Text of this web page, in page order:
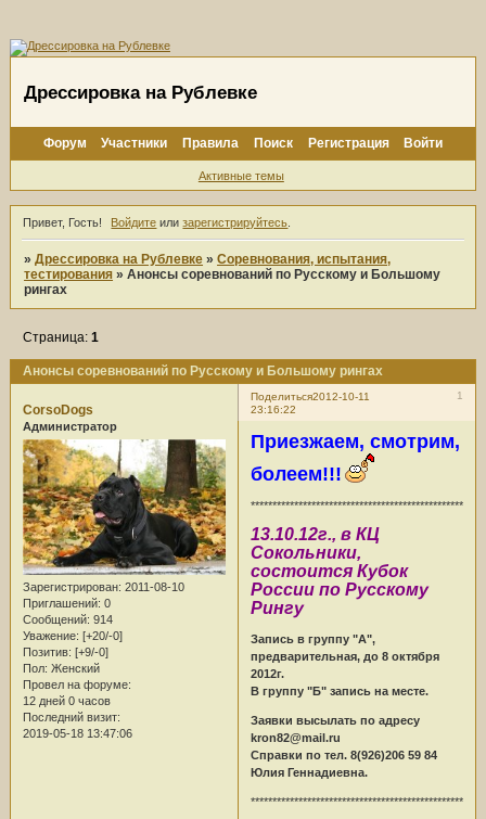
Дрессировка на Рублевке
Форум Участники Правила Поиск Регистрация Войти
Активные темы
Привет, Гость! Войдите илизарегистрируйтесь
»Дрессировка на Рублевке »Соревнования, испытания,
тестирования »Анонсы соревнований по Русскому и Большому
рингах
Анонсы соревнований по Русскому и Большому рингах
Страница:1
Поделиться 1
2012-10-11
23:16:22
CorsoDogs
Администратор
Зарегистрирован: 2011-08-10
Приглашений: 0
Сообщений: 914
Уважение: [+20/-0]
Позитив: [+9/-0]
Пол: Женский
Провел на форуме:
12 дней 0 часов
Последний визит:
2019-05-18 13:47:06
Приезжаем, смотрим,
болеем!!!
13.10.12г., в КЦ
Сокольники,
состоится Кубок
России по Русскому
Рингу
Запись в группу "А",
предварительная, до 8 октября
2012г.
В группу "Б" запись на месте.
Заявки высылать по адресу
kron82@mail.ru
Справки по тел. 8(926)206 59 84
Юлия Геннадиевна.